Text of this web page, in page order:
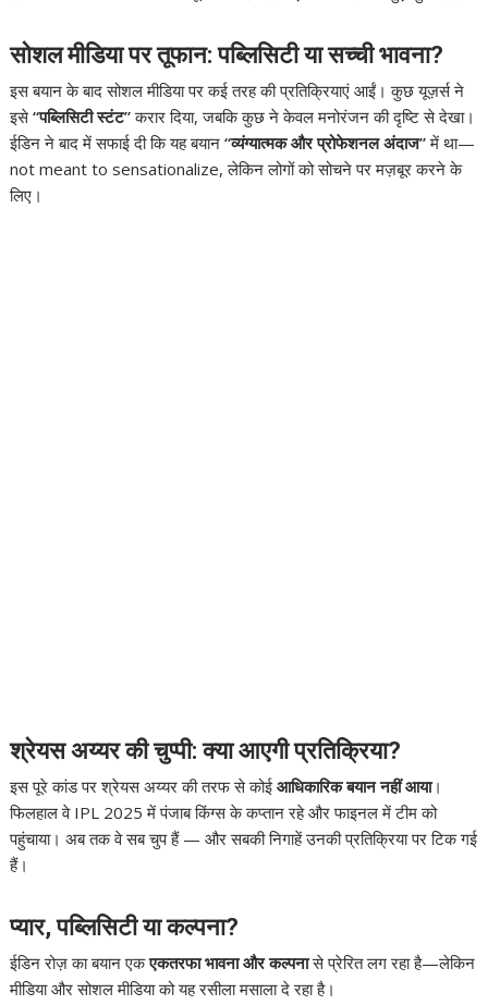
सोशल मीडिया पर तूफान: पब्लिसिटी या सच्ची भावना?
इस बयान के बाद सोशल मीडिया पर कई तरह की प्रतिक्रियाएं आईं। कुछ यूज़र्स ने
इसे“पब्लिसिटी स्टंट”करार दिया, जबकि कुछ ने केवल मनोरंजन की दृष्टि से देखा।
ईडिन ने बाद में सफाई दी कि यह बयान“व्यंग्यात्मक और प्रोफेशनल अंदाज”में था—
not meant to sensationalize, लेकिन लोगों को सोचने पर मज़बूर करने के
लिए।
श्रेयस अय्यर की चुप्पी: क्या आएगी प्रतिक्रिया?
इस पूरे कांड पर श्रेयस अय्यर की तरफ से कोईआधिकारिक बयान नहीं आया।
फिलहाल वे IPL 2025 में पंजाब किंग्स के कप्तान रहे और फाइनल में टीम को
पहुंचाया। अब तक वे सब चुप हैं — और सबकी निगाहें उनकी प्रतिक्रिया पर टिक गई
हैं।
प्यार, पब्लिसिटी या कल्पना?
ईडिन रोज़ का बयान एकएकतरफा भावना और कल्पनासे प्रेरित लग रहा है—लेकिन
मीडिया और सोशल मीडिया को यह रसीला मसाला दे रहा है।